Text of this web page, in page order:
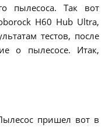
пылесоса. Так вот
H60 Hub Ultra,
тестов, после
о пылесосе. Итак,
пришел вот в